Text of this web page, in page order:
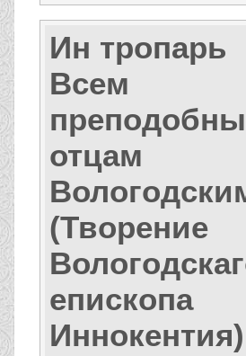
Ин тропарь
Всем
отцам
(Творение
епископа
Иннокентия)